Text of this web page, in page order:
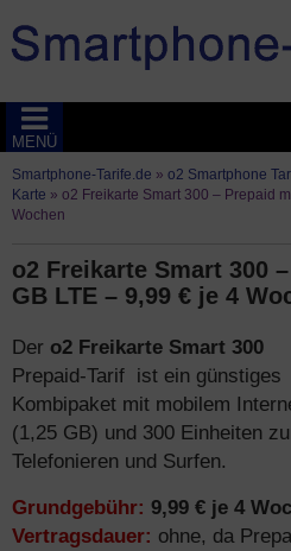
MENÜ
Smartphone-Tarife.de » o2 Smartphone
Karte » o2 Freikarte Smart 300 – Prepaid
Wochen
o2 Freikarte Smart 300
GB LTE – 9,99 € je 4
Der o2 Freikarte Smart 300
Prepaid-Tarif ist ein günstiges
Kombipaket mit mobilem
(1,25 GB) und 300 Einheiten
Telefonieren und Surfen.
Grundgebühr: 9,99 € je 4
Vertragsdauer: ohne, da